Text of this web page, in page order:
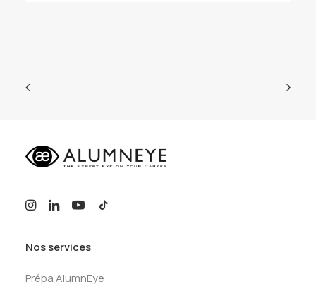
Nos services
Prépa AlumnEye